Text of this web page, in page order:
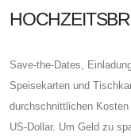
Save-the-Dates,
Speisekarten und
durchschnittlichen
US-Dollar. Um Geld zu